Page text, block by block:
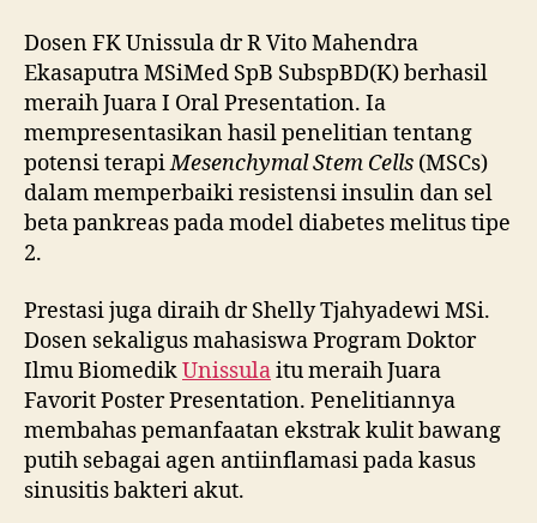
Dosen FK Unissula dr R Vito Mahendra
Ekasaputra MSiMed SpB SubspBD(K) berhasil
meraih Juara I Oral Presentation. Ia
mempresentasikan hasil penelitian tentang
potensi terapiMesenchymal Stem Cells (MSCs)
dalam memperbaiki resistensi insulin dan sel
beta pankreas pada model diabetes melitus tipe
2.
Prestasi juga diraih dr Shelly Tjahyadewi MSi.
Dosen sekaligus mahasiswa Program Doktor
Ilmu BiomedikUnissulaitu meraih Juara
Favorit Poster Presentation. Penelitiannya
membahas pemanfaatan ekstrak kulit bawang
putih sebagai agen antiinflamasi pada kasus
sinusitis bakteri akut.